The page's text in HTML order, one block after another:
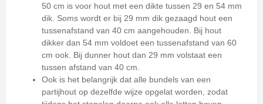
50 cm is voor hout met een dikte tussen 29 en 54 mm
dik. Soms wordt er bij 29 mm dik gezaagd hout een
tussenafstand van 40 cm aangehouden. Bij hout
dikker dan 54 mm voldoet een tussenafstand van 60
cm ook. Bij dunner hout dan 29 mm volstaat een
tussen afstand van 40 cm.
Ook is het belangrijk dat alle bundels van een
partijhout op dezelfde wijze opgelat worden, zodat